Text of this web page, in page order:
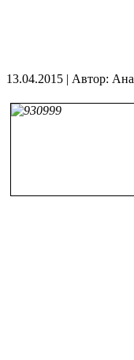
13.04.2015 | Автор: